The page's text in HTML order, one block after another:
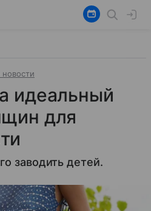
новости
идеальный
для
заводить детей.